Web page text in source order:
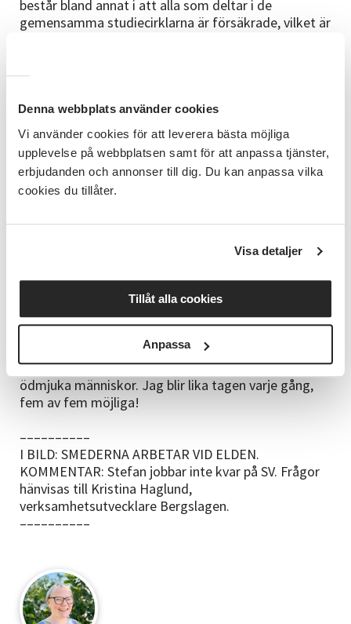
Denna webbplats använder cookies
Vi använder cookies för att leverera bästa möjliga
upplevelse på webbplatsen samt för att anpassa tjänster,
erbjudanden och annonser till dig. Du kan anpassa vilka
cookies du tillåter.
Visa detaljer
Tillåt alla cookies
Anpassa
består bland annat i att alla som deltar i de
gemensamma studiecirklarna är försäkrade, vilket är
de behöver det, vilket de uppskattar.
– Genom samarbetet blir vår verksamhet möjlig, och
SV hjälper till att utveckla vår förening med olika
utbildningar och annat. Ni har ju precis hjälpt oss att
gå över till digital rapportering via E-tjänsten, och
det blev ju toppen. Sen är det väldigt roligt när ni
kommer på besök och visar intresse för vår
BERGSLAGENS HÅRDASTE, OCH SNÄLLASTE,
När Stefan kommer tillbaka till kontoret är han
märkbart imponerad av drivet, engagemanget och
ödmjukheten i föreningen.
– Jag träffade garanterat Bergslagens hårdaste
gäng. Wow vilken verksamhet, och vilka härliga och
ödmjuka människor. Jag blir lika tagen varje gång,
fem av fem möjliga!
––––––––––
I BILD: SMEDERNA ARBETAR VID ELDEN.
KOMMENTAR: Stefan jobbar inte kvar på SV. Frågor
hänvisas till Kristina Haglund,
verksamhetsutvecklare Bergslagen.
––––––––––